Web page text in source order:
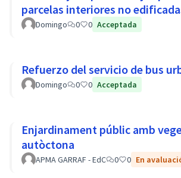
parcelas interiores no
Domingo 0 0 Acceptada
Refuerzo del servicio de bus
Domingo 0 0 Acceptada
Enjardinament públic amb
autòctona
APMA GARRAF - EdC 0 0 En